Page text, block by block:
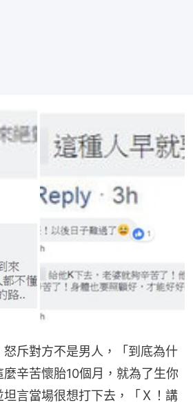
斥對方不是男人，「到底為什
辛苦懷胎10個月，就為了生你
言當場很想打下去，「Ｘ！講